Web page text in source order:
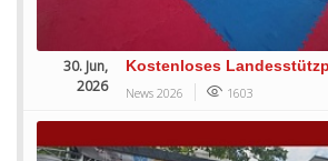
30. Jun,
2026
Kostenloses
News 2026 1603